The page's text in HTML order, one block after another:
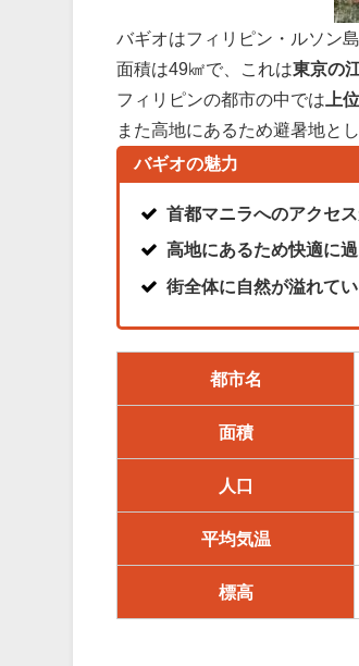
バギオはフィリピン・ルソン
面積は49㎢で、これは東京の
フィリピンの都市の中では 上
また高地にあるため避暑地と
バギオの魅力
首都マニラへのアクセ
高地にあるため快適に
街全体に自然が溢れて
都市名
面積
人口
平均気温
標高